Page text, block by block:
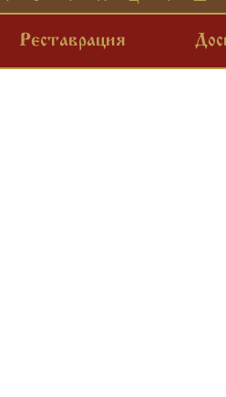
Реставрация